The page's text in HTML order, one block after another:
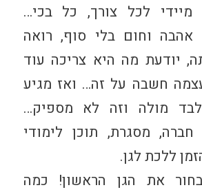
לכל צורך, כל בכי…
אהבה וחום בלי סוף, רואה
יודעת מה היא צריכה עוד
חשבה על זה… ואז מגיע
מולה וזה לא מספיק…
חברה, מסגרת, תוכן לימודי
ללכת לגן.
את הגן הראשון! כמה